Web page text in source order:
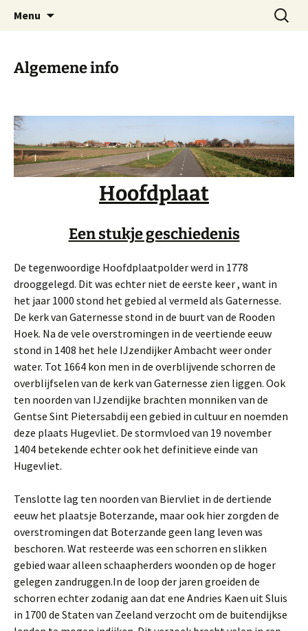
Hoofdplaat.com
Dorp achter de dijk
Menu
Zoeken
naar:
Algemene info
Hoofdplaat
Een stukje geschiedenis
De tegenwoordige Hoofdplaatpolder werd in 1778
drooggelegd. Dit was echter niet de eerste keer , want in
het jaar 1000 stond het gebied al vermeld als Gaternesse.
De kerk van Gaternesse stond in de buurt van de Rooden
Hoek. Na de vele overstromingen in de veertiende eeuw
stond in 1408 het hele IJzendijker Ambacht weer onder
water. Tot 1664 kon men in de overblijvende schorren de
overblijfselen van de kerk van Gaternesse zien liggen. Ook
ten noorden van IJzendijke brachten monniken van de
Gentse Sint Pietersabdij een gebied in cultuur en noemden
deze plaats Hugevliet. De stormvloed van 19 november
1404 betekende echter ook het definitieve einde van
Hugevliet.
Tenslotte lag ten noorden van Biervliet in de dertiende
eeuw het plaatsje Boterzande, maar ook hier zorgden de
overstromingen dat Boterzande geen lang leven was
beschoren. Wat resteerde was een schorren en slikken
gebied waar alleen schaapherders woonden op de hoger
gelegen zandruggen.In de loop der jaren groeiden de
schorren echter zodanig aan dat ene Andries Kaen uit Sluis
in 1700 de Staten van Zeeland verzocht om de buitendijkse